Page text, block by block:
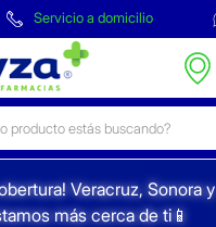
Servicio a domicilio
Veracruz, Sonora y
más cerca de ti📱